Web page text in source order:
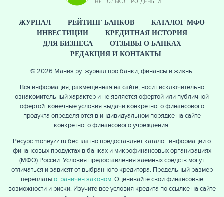
ЕЩЁ
ЖУРНАЛ РЕЙТИНГ БАНКОВ
КАТАЛОГ МФО
ИНВЕСТИЦИИ
КРЕДИТНАЯ ИСТОРИЯ
ДЛЯ БИЗНЕСА
ОТЗЫВЫ О БАНКАХ
РЕДАКЦИЯ И КОНТАКТЫ
© 2026 Маниз.ру: журнал про банки, финансы и жизнь.
Вся информация, размещенная на сайте, носит исключительно
ознакомительный характер и не является офертой или публичной
офертой: конечные условия выдачи конкретного финансового
продукта определяются в индивидуальном порядке на сайте
конкретного финансового учреждения.
Ресурс moneyzz.ru бесплатно предоставляет каталог информации о
финансовых продуктах в банках и микрофинансовых организациях
(МФО) России. Условия предоставления заемных средств могут
отличаться и зависят от выбранного кредитора. Предельный размер
переплатыограничен законом. Оценивайте свои финансовые
возможности и риски. Изучите все условия кредита по ссылке на сайте